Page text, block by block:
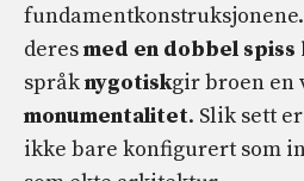
deresmed en dobbel spiss
språknygotiskgir broen en
monumentalitet. Slik sett
ikke bare konfigurert som